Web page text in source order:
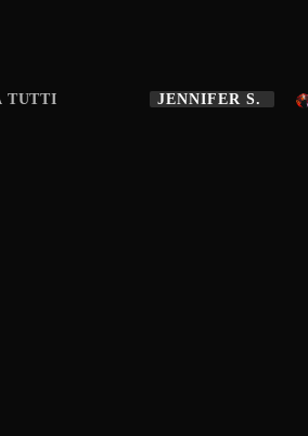
TUTTI JENNIFER S.